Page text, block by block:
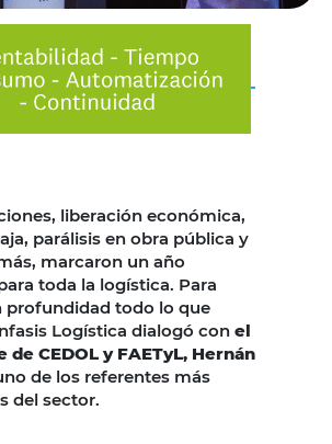
liberación económica,
parálisis en obra pública y
marcaron un año
toda la logística. Para
profundidad todo lo que
Logística dialogó con el
de CEDOL y FAETyL, Hernán
de los referentes más
del sector.